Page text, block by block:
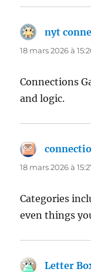
nyt
18 mars 2026 à
Connections
and logic.
18 mars 2026 à
Categories
even things
Letter